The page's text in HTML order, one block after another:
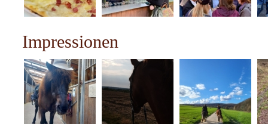
Impressionen